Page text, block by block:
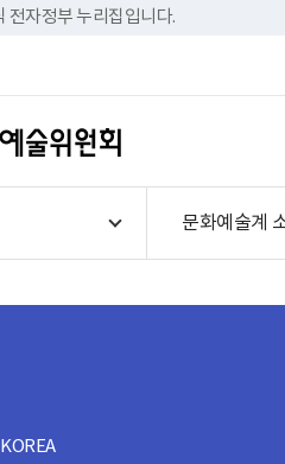
전자정부 누리집입니다.
문화예술계